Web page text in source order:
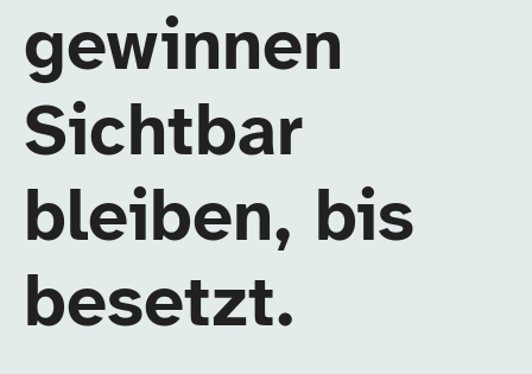
gewinnen
Sichtbar
bleiben, bis
besetzt.